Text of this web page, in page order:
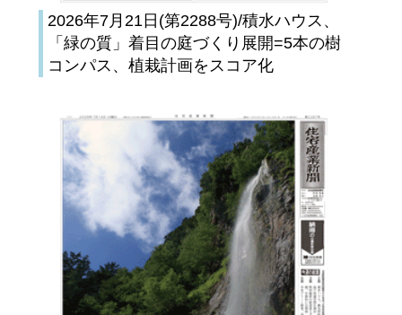
2026年7月21日(第2288号)/積水ハウス、
「緑の質」着目の庭づくり展開=5本の樹
コンパス、植栽計画をスコア化